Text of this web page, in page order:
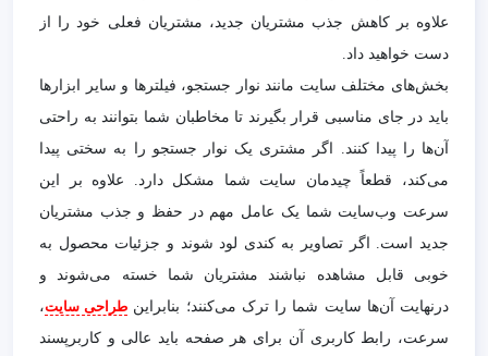
علاوه بر کاهش جذب مشتریان جدید، مشتریان فعلی خود را از
دست خواهید داد.
بخش‌های مختلف سایت مانند نوار جستجو، فیلترها و سایر ابزارها
باید در جای مناسبی قرار بگیرند تا مخاطبان شما بتوانند به راحتی
آن‌ها را پیدا کنند. اگر مشتری یک نوار جستجو را به سختی پیدا
می‌کند، قطعاً چیدمان سایت شما مشکل دارد. علاوه بر این
سرعت وب‌سایت شما یک عامل مهم در حفظ و جذب مشتریان
جدید است. اگر تصاویر به کندی لود شوند و جزئیات محصول به
خوبی قابل مشاهده نباشند مشتریان شما خسته می‌شوند و
درنهایت آن‌ها سایت شما را ترک می‌کنند؛ بنابراین طراحی سایت،
سرعت، رابط کاربری آن برای هر صفحه باید عالی و کاربرپسند